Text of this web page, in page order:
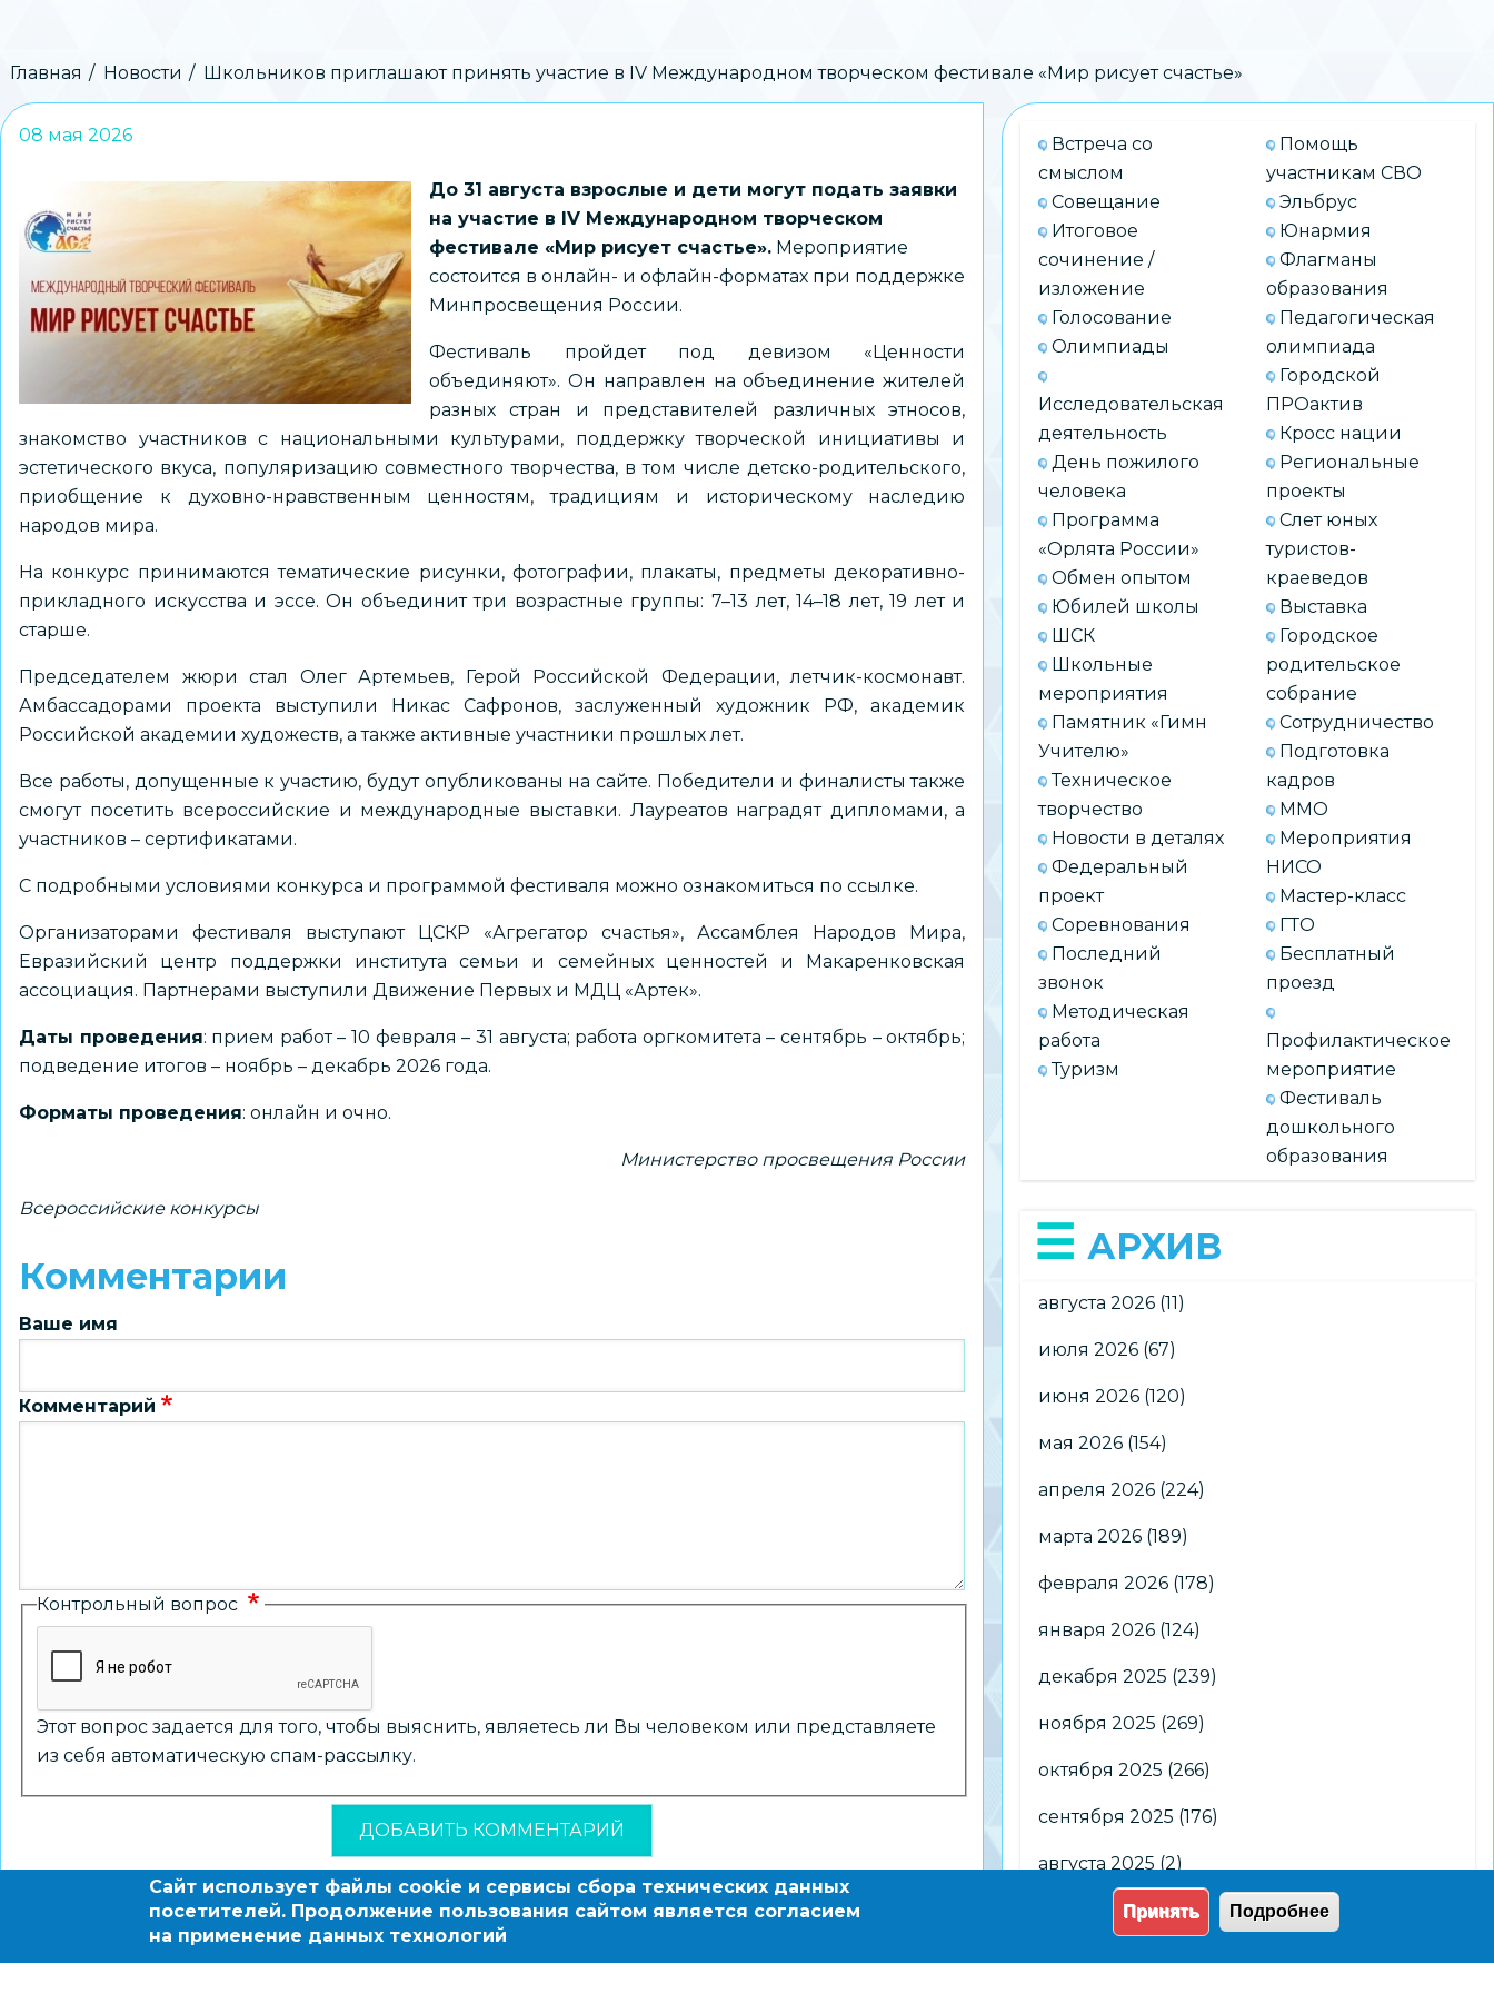
Строка
навигации
Главная Новости Школьников приглашают принять участие в IV Международном творческом фестивале «Мир рисует счастье»
08 мая 2026
До 31 августа взрослые и дети могут подать заявки
на участие в IV Международном творческом
фестивале «Мир рисует счастье». Мероприятие
состоится в онлайн- и офлайн-форматах при поддержке
Минпросвещения России.
Фестиваль пройдет под девизом «Ценности
объединяют». Он направлен на объединение жителей
разных стран и представителей различных этносов,
знакомство участников с национальными культурами, поддержку творческой инициативы и
эстетического вкуса, популяризацию совместного творчества, в том числе детско-родительского,
приобщение к духовно-нравственным ценностям, традициям и историческому наследию
народов мира.
На конкурс принимаются тематические рисунки, фотографии, плакаты, предметы декоративно-
прикладного искусства и эссе. Он объединит три возрастные группы: 7–13 лет, 14–18 лет, 19 лет и
старше.
Председателем жюри стал Олег Артемьев, Герой Российской Федерации, летчик-космонавт.
Амбассадорами проекта выступили Никас Сафронов, заслуженный художник РФ, академик
Российской академии художеств, а также активные участники прошлых лет.
Все работы, допущенные к участию, будут опубликованы насайте. Победители и финалисты также
смогут посетить всероссийские и международные выставки. Лауреатов наградят дипломами, а
участников – сертификатами.
С подробными условиями конкурса и программой фестиваля можно ознакомиться по ссылке.
Организаторами фестиваля выступают ЦСКР «Агрегатор счастья», Ассамблея Народов Мира,
Евразийский центр поддержки института семьи и семейных ценностей и Макаренковская
ассоциация. Партнерами выступили Движение Первых и МДЦ «Артек».
Даты проведения: прием работ – 10 февраля – 31 августа; работа оргкомитета – сентябрь – октябрь;
подведение итогов – ноябрь – декабрь 2026 года.
Форматы проведения: онлайн и очно.
Министерство просвещения России
Всероссийские конкурсы
Комментарии
Ваше имя
Комментарий
Контрольный вопрос
Этот вопрос задается для того, чтобы выяснить, являетесь ли Вы человеком или представляете
из себя автоматическую спам-рассылку.
Встреча со
смыслом
Совещание
Итоговое
сочинение /
изложение
Голосование
Олимпиады
Исследовательская
деятельность
День пожилого
человека
Программа
«Орлята России»
Обмен опытом
Юбилей школы
ШСК
Школьные
мероприятия
Памятник «Гимн
Учителю»
Техническое
творчество
Новости в деталях
Федеральный
проект
Соревнования
Последний
звонок
Методическая
работа
Туризм
Помощь
участникам СВО
Эльбрус
Юнармия
Флагманы
образования
Педагогическая
олимпиада
Городской
ПРОактив
Кросс нации
Региональные
проекты
Слет юных
туристов-
краеведов
Выставка
Городское
родительское
собрание
Сотрудничество
Подготовка
кадров
ММО
Мероприятия
НИСО
Мастер-класс
ГТО
Бесплатный
проезд
Профилактическое
мероприятие
Фестиваль
дошкольного
образования
АРХИВ
августа 2026 (11)
июля 2026 (67)
июня 2026 (120)
мая 2026 (154)
апреля 2026 (224)
марта 2026 (189)
февраля 2026 (178)
января 2026 (124)
декабря 2025 (239)
ноября 2025 (269)
октября 2025 (266)
сентября 2025 (176)
августа 2025 (2)
Сайт использует файлы cookie и сервисы сбора технических данных
посетителей. Продолжение пользования сайтом является согласием
на применение данных технологий
Принять Подробнее